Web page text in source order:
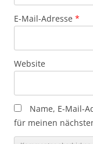
E-Mail-Adresse *
Website
Name, E-Mail-
für meinen